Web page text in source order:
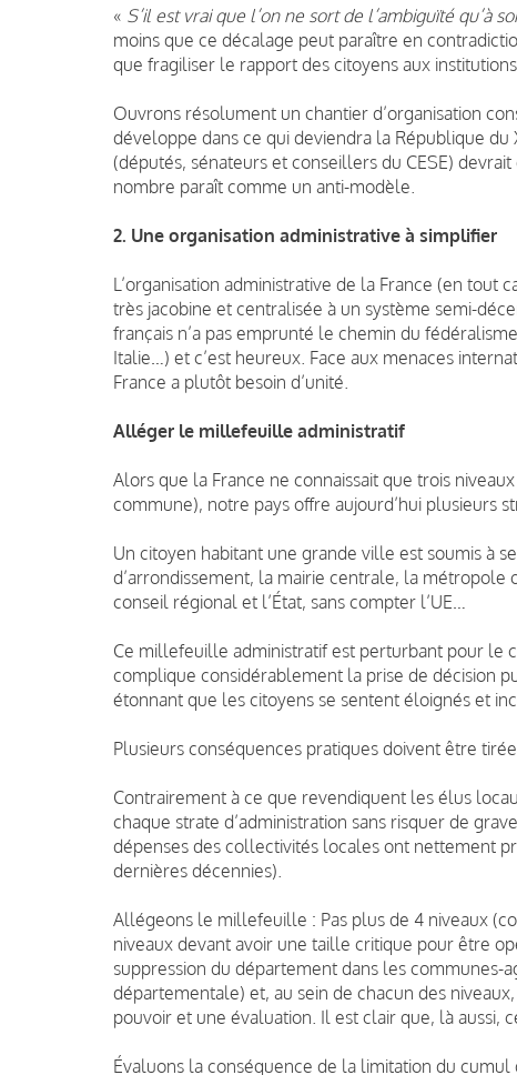
« S’il est vrai que l’on ne sort de l’ambiguïté qu’à
moins que ce décalage peut paraître en
que fragiliser le rapport des citoyens aux institutions.
Ouvrons résolument un chantier d’organisation
développe dans ce qui deviendra la République
(députés, sénateurs et conseillers du CESE)
nombre paraît comme un anti-modèle.
2. Une organisation administrative à simplifier
L’organisation administrative de la France (en tout
très jacobine et centralisée à un système semi-
français n’a pas emprunté le chemin du
Italie…) et c’est heureux. Face aux menaces
France a plutôt besoin d’unité.
Alléger le millefeuille administratif
Alors que la France ne connaissait que trois
commune), notre pays offre aujourd’hui plusieurs
Un citoyen habitant une grande ville est soumis à
d’arrondissement, la mairie centrale, la
conseil régional et l’État, sans compter l’UE…
Ce millefeuille administratif est perturbant pour le
complique considérablement la prise de décision
étonnant que les citoyens se sentent éloignés et
Plusieurs conséquences pratiques doivent être
Contrairement à ce que revendiquent les élus
chaque strate d’administration sans risquer de
dépenses des collectivités locales ont nettement
dernières décennies).
Allégeons le millefeuille : Pas plus de 4 niveaux
niveaux devant avoir une taille critique pour être
suppression du département dans les communes-
départementale) et, au sein de chacun des
pouvoir et une évaluation. Il est clair que, là aussi,
Évaluons la conséquence de la limitation du cumul